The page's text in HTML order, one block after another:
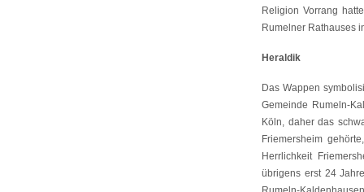
Religion Vorrang
Rumelner Rathauses
Heraldik
Das Wappen
Gemeinde Rumeln-
Köln, daher das
Friemersheim
Herrlichkeit
übrigens erst 24